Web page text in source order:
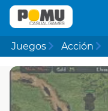
Juegos Acción